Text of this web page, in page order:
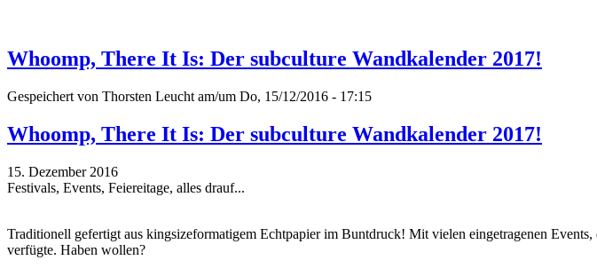
Whoomp, There It Is: Der subculture Wandkalender 2017!
Gespeichert von Thorsten Leucht am/um Do, 15/12/2016 - 17:15
Whoomp, There It Is: Der subculture Wandkalender 2017!
15. Dezember 2016
Festivals, Events, Feiereitage, alles drauf...
Traditionell gefertigt aus kingsizeformatigem Echtpapier im Buntdruck! Mit vielen eingetragenen
verfügte. Haben wollen?